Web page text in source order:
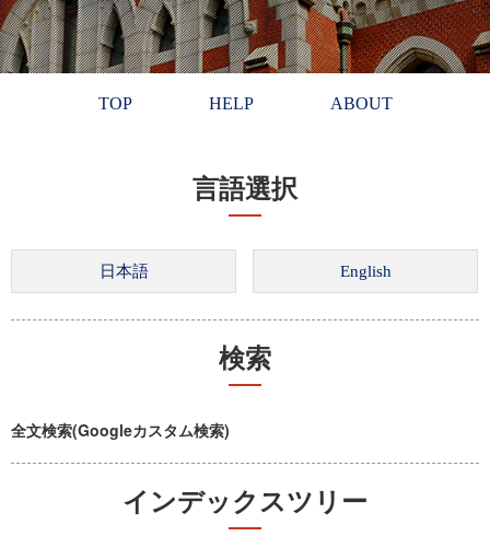
TOP HELP ABOUT
言語選択
検索
全文検索(Googleカスタム検索)
インデックスツリー